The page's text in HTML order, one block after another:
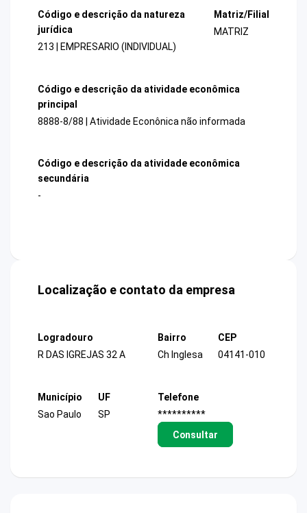
Código e descrição da natureza
jurídica
213 | EMPRESARIO (INDIVIDUAL)
Matriz/Filial
MATRIZ
Código e descrição da atividade econômica
principal
8888-8/88 | Atividade Econônica não informada
Código e descrição da atividade econômica
secundária
-
Localização e contato da empresa
Logradouro
R DAS IGREJAS 32 A
Bairro
Ch Inglesa
CEP
04141-010
Município
Sao Paulo
UF
SP
Telefone
**********
Consultar